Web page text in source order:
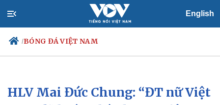
English
/BÓNG ĐÁ VIỆT NAM
Chính trị
Xã hội
HLV Mai Đức Chung: “ĐT nữ Việt